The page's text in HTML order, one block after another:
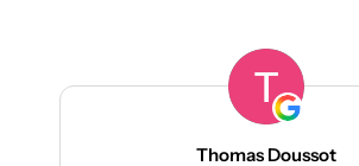
Thomas Doussot